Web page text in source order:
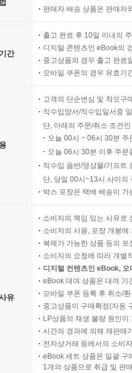
판매자 배송 상품은 판매자
간
출고 완료 후 10일 이내의
디지털 콘텐츠인 eBook의
중고상품의 경우 출고 완료
모바일 쿠폰의 경우 유효기
고객의 단순변심 및 착오구
직수입양서/직수입일서중
단, 아래의 주문/취소 조건
오늘 00시 ~ 06시 30분
오늘 06시 30분 이후 주
직수입 음반/영상물/기프트
단, 당일 00시~13시 사이의
박스 포장은 택배 배송이
유
소비자의 책임 있는 사유로
소비자의 사용, 포장 개봉
복제가 가능한 상품 등의
소비자의 요청에 따라 개별
디지털 컨텐츠인 eBook,
eBook 대여 상품은 대여 기
모바일 쿠폰 등록 후 취소/
중고상품이 구매확정(자동
LP상품의 재생 불량 원인
시간의 경과에 의해 재판매
전자상거래 등에서의 소비
eBook 세트 상품은 일괄 구
1개의 상품으로 취급 및 판